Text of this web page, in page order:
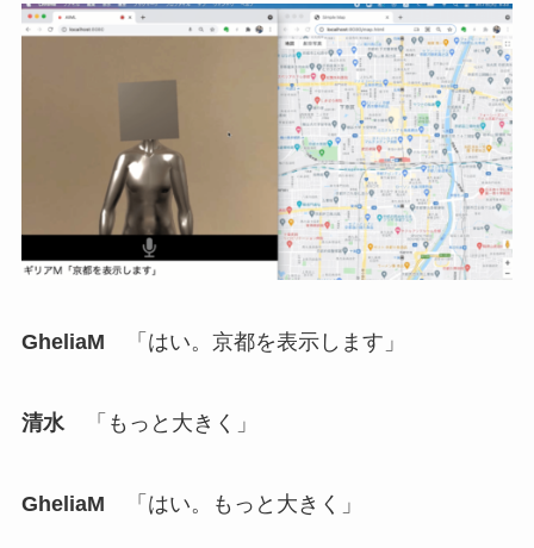
GheliaM 「はい。京都を表示します」
清水「もっと大きく」
GheliaM 「はい。もっと大きく」